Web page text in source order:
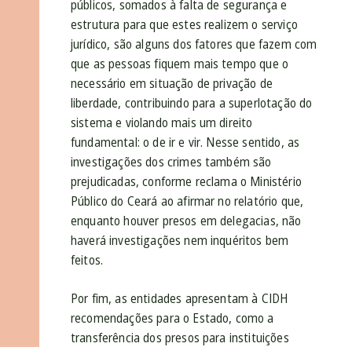
públicos, somados à falta de segurança e
estrutura para que estes realizem o serviço
jurídico, são alguns dos fatores que fazem com
que as pessoas fiquem mais tempo que o
necessário em situação de privação de
liberdade, contribuindo para a superlotação do
sistema e violando mais um direito
fundamental: o de ir e vir. Nesse sentido, as
investigações dos crimes também são
prejudicadas, conforme reclama o Ministério
Público do Ceará ao afirmar no relatório que,
enquanto houver presos em delegacias, não
haverá investigações nem inquéritos bem
feitos.
Por fim, as entidades apresentam à CIDH
recomendações para o Estado, como a
transferência dos presos para instituições